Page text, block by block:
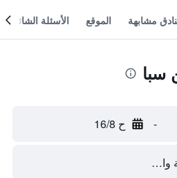
مشابهة الموقع الأسئلة الشائعة
- ح 16/8